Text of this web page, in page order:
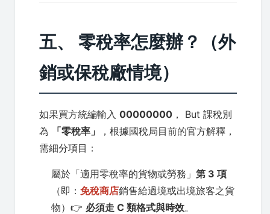
五、 零稅率怎麼辦？（外
銷或保稅廠情境）
如果買方統編輸入 00000000 ， But 課稅別
為
「零稅率」
，根據國稅局目前的官方解釋，
需細分項目：
屬於「適用零稅率的貨物或勞務」 第 3 項
（即： 免稅商店銷售給過境或出境旅客之貨
物）👉 必須走 C 類格式與時效。